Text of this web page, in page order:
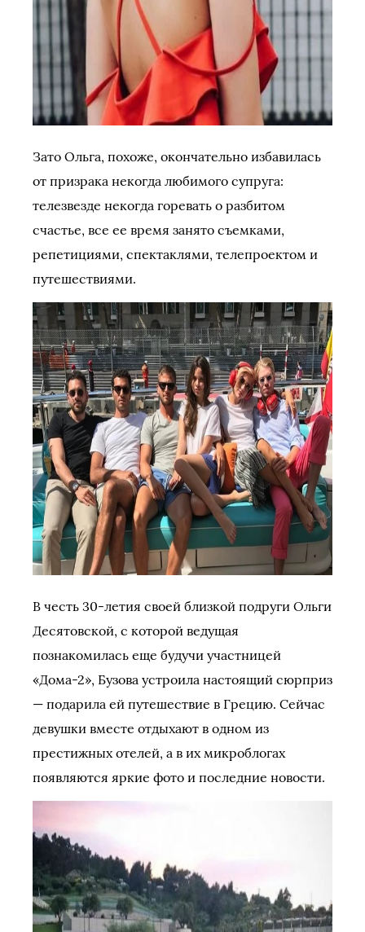
Зато Ольга, похоже, окончательно избавилась
от призрака некогда любимого супруга:
телезвезде некогда горевать о разбитом
счастье, все ее время занято съемками,
репетициями, спектаклями, телепроектом и
путешествиями.
В честь 30-летия своей близкой подруги Ольги
Десятовской, с которой ведущая
познакомилась еще будучи участницей
«Дома-2», Бузова устроила настоящий сюрприз
— подарила ей путешествие в Грецию. Сейчас
девушки вместе отдыхают в одном из
престижных отелей, а в их микроблогах
появляются яркие фото и последние новости.